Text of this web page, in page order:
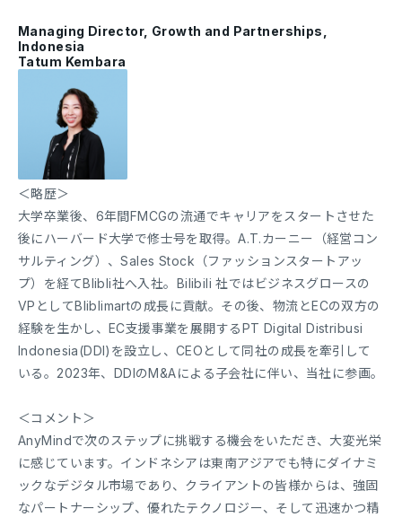
Managing Director, Growth and Partnerships,
Indonesia
Tatum Kembara
＜略歴＞
大学卒業後、6年間FMCGの流通でキャリアをスタートさせた
後にハーバード大学で修士号を取得。A.T.カーニー（経営コン
サルティング）、Sales Stock（ファッションスタートアッ
プ）を経てBlibli社へ入社。Bilibili 社ではビジネスグロースの
VPとしてBliblimartの成長に貢献。その後、物流とECの双方の
経験を生かし、EC支援事業を展開するPT Digital Distribusi
Indonesia(DDI)を設立し、CEOとして同社の成長を牽引して
いる。2023年、DDIのM&Aによる子会社に伴い、当社に参画。
＜コメント＞
AnyMindで次のステップに挑戦する機会をいただき、大変光栄
に感じています。インドネシアは東南アジアでも特にダイナミ
ックなデジタル市場であり、クライアントの皆様からは、強固
なパートナーシップ、優れたテクノロジー、そして迅速かつ精